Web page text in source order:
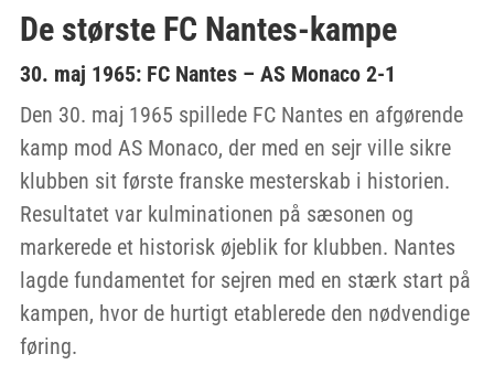
De største FC Nantes-kampe
30. maj 1965: FC Nantes – AS Monaco 2-1
Den 30. maj 1965 spillede FC Nantes en afgørende
kamp mod AS Monaco, der med en sejr ville sikre
klubben sit første franske mesterskab i historien.
Resultatet var kulminationen på sæsonen og
markerede et historisk øjeblik for klubben. Nantes
lagde fundamentet for sejren med en stærk start på
kampen, hvor de hurtigt etablerede den nødvendige
føring.